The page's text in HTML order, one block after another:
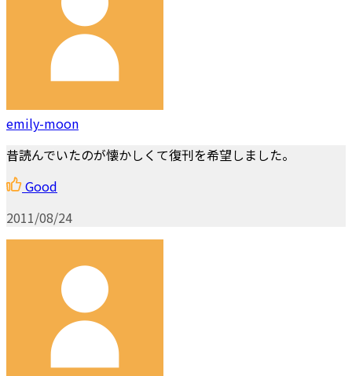
emily-moon
昔読んでいたのが懐かしくて復刊を希望しました。
Good
2011/08/24